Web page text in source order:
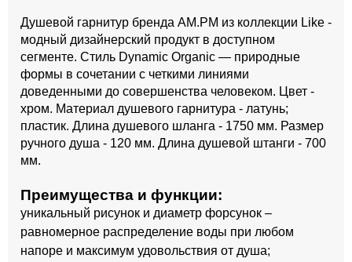
Душевой гарнитур бренда AM.PM из коллекции Like -
модный дизайнерский продукт в доступном
сегменте. Стиль Dynamic Organic — природные
формы в сочетании с четкими линиями
доведенными до совершенства человеком. Цвет -
хром. Материал душевого гарнитура - латунь;
пластик. Длина душевого шланга - 1750 мм. Размер
ручного душа - 120 мм. Длина душевой штанги - 700
мм.
Преимущества и функции:
уникальный рисунок и диаметр форсунок –
равномерное распределение воды при любом
напоре и максимум удовольствия от душа;